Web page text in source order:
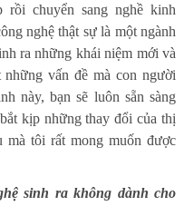
chuyển sang nghề kinh
nghệ thật sự là một ngành
ra những khái niệm mới và
vấn đề mà con người
này, bạn sẽ luôn sẵn sàng
kịp những thay đổi của thị
tôi rất mong muốn được
sinh ra không dành cho